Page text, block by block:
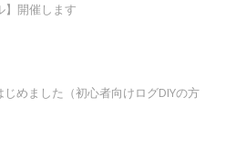
】開催します
じめました（初心者向けログDIYの方